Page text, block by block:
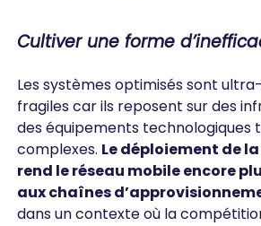
Cultiver une forme
Les systèmes optimisés sont
fragiles car ils reposent sur des
des équipements technologiques
complexes. Le déploiement de
rend le réseau mobile encore
aux chaînes
dans un contexte où la